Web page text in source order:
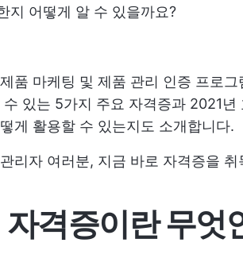
지 어떻게 알 수 있을까요?
품 마케팅 및 제품 관리 인증 프로
있는 5가지 주요 자격증과 2021
게 활용할 수 있는지도 소개합니다.
리자 여러분, 지금 바로 자격증을 취
격증이란 무엇